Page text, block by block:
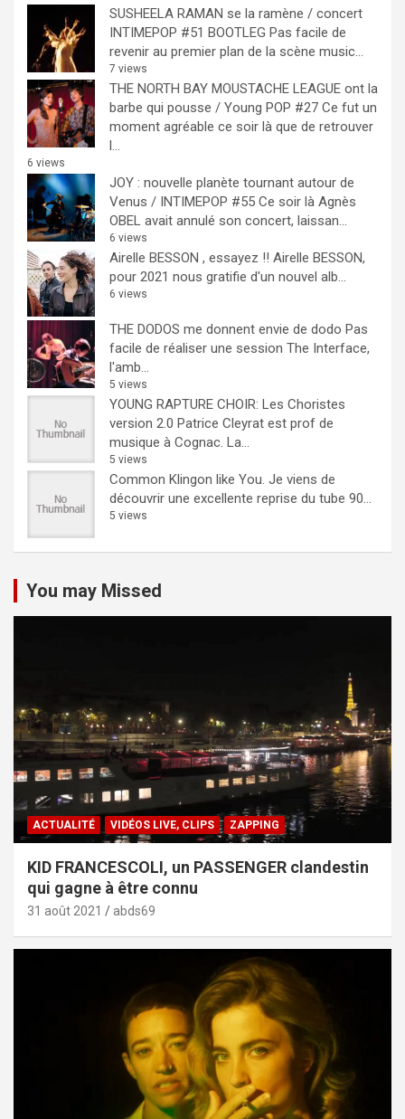
SUSHEELA RAMAN se la ramène / concert
INTIMEPOP #51 BOOTLEG Pas facile de
revenir au premier plan de la scène music...
7 views
THE NORTH BAY MOUSTACHE LEAGUE ont la
barbe qui pousse / Young POP #27 Ce fut un
moment agréable ce soir là que de retrouver
l...
6 views
JOY : nouvelle planète tournant autour de
Venus / INTIMEPOP #55 Ce soir là Agnès
OBEL avait annulé son concert, laissan...
6 views
Airelle BESSON , essayez !! Airelle BESSON,
pour 2021 nous gratifie d'un nouvel alb...
6 views
THE DODOS me donnent envie de dodo Pas
facile de réaliser une session The Interface,
l'amb...
5 views
YOUNG RAPTURE CHOIR: Les Choristes
version 2.0 Patrice Cleyrat est prof de
musique à Cognac. La...
5 views
Common Klingon like You. Je viens de
découvrir une excellente reprise du tube 90...
5 views
You may Missed
ACTUALITÉ VIDÉOS LIVE, CLIPS ZAPPING
KID FRANCESCOLI, un PASSENGER clandestin
qui gagne à être connu
31 août 2021 abds69